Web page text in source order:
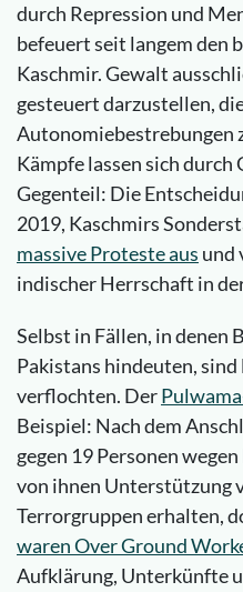
durch Repression und
befeuert seit langem den
Kaschmir. Gewalt
gesteuert darzustellen,
Autonomiebestrebungen
Kämpfe lassen sich durch
Gegenteil: Die
2019, Kaschmirs
massive Proteste aus und
indischer Herrschaft in
Selbst in Fällen, in denen
Pakistans hindeuten,
verflochten. Der
Beispiel: Nach dem
gegen 19 Personen
von ihnen Unterstützung
Terrorgruppen erhalten,
waren Over Ground
Aufklärung, Unterkünfte